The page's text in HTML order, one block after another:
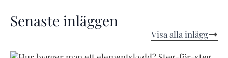
Senaste inläggen
Visa alla inlägg